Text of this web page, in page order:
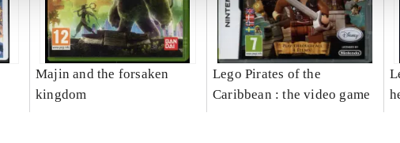
Majin and the forsaken
kingdom
Lego Pirates of the
Caribbean : the video game